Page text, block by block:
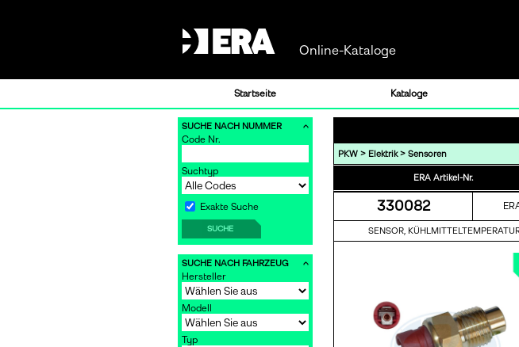
Online-Kataloge
Startseite Kataloge
SUCHE NACH NUMMER
Code Nr.
Suchtyp
Exakte Suche
SUCHE
SUCHE NACH FAHRZEUG
Hersteller
Modell
Typ
PKW > Elektrik> Sensoren
ERA Artikel-Nr.
330082
SENSOR,